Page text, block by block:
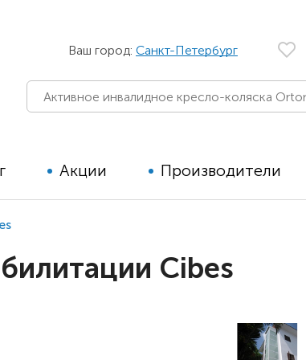
Ваш город: Санкт-Петербург
Коляски для детей с ДЦП
Детские вертикализаторы
Акции Производители
Cibes